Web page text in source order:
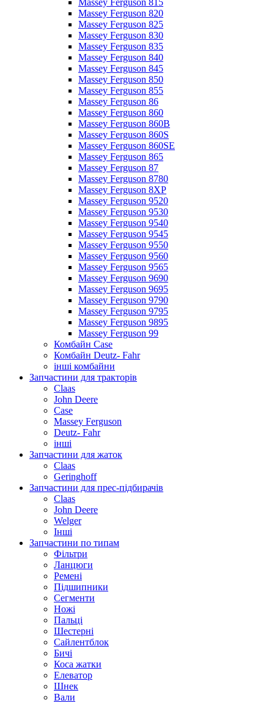
Massey Ferguson 815
Massey Ferguson 820
Massey Ferguson 825
Massey Ferguson 830
Massey Ferguson 835
Massey Ferguson 840
Massey Ferguson 845
Massey Ferguson 850
Massey Ferguson 855
Massey Ferguson 86
Massey Ferguson 860
Massey Ferguson 860B
Massey Ferguson 860S
Massey Ferguson 860SE
Massey Ferguson 865
Massey Ferguson 87
Massey Ferguson 8780
Massey Ferguson 8XP
Massey Ferguson 9520
Massey Ferguson 9530
Massey Ferguson 9540
Massey Ferguson 9545
Massey Ferguson 9550
Massey Ferguson 9560
Massey Ferguson 9565
Massey Ferguson 9690
Massey Ferguson 9695
Massey Ferguson 9790
Massey Ferguson 9795
Massey Ferguson 9895
Massey Ferguson 99
Комбайн Case
Комбайн Deutz- Fahr
інші комбайни
Запчастини для тракторів
Claas
John Deere
Case
Massey Ferguson
Deutz- Fahr
інші
Запчастини для жаток
Claas
Geringhoff
Запчастини для прес-підбирачів
Claas
John Deere
Welger
Інші
Запчастини по типам
Фільтри
Ланцюги
Ремені
Підшипники
Сегменти
Ножі
Пальці
Шестерні
Сайлентблок
Бичі
Коса жатки
Елеватор
Шнек
Вали